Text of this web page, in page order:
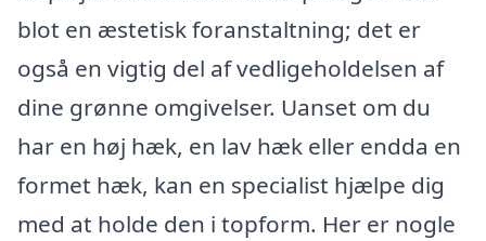
blot en æstetisk foranstaltning; det er
også en vigtig del af vedligeholdelsen af
dine grønne omgivelser. Uanset om du
har en høj hæk, en lav hæk eller endda en
formet hæk, kan en specialist hjælpe dig
med at holde den i topform. Her er nogle